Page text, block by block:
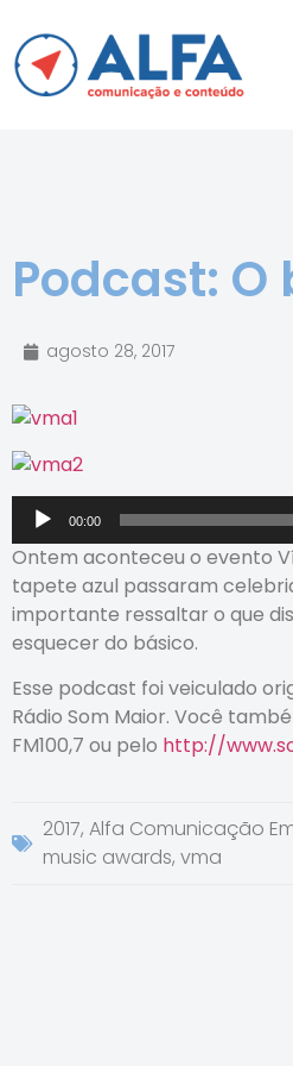
Podcast:
agosto 28, 2017
Tocador
de
áudio
00:00
Ontem aconteceu o evento
tapete azul passaram
importante ressaltar o que
esquecer do básico.
Esse podcast foi veiculado
Rádio Som Maior. Você
FM100,7 ou pelo http://
2017, Alfa Comunicação
music awards, vma